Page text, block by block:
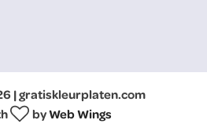
| gratiskleurplaten.com
byWeb Wings